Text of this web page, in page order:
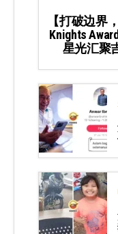
【打破边界
Knights
星光汇聚